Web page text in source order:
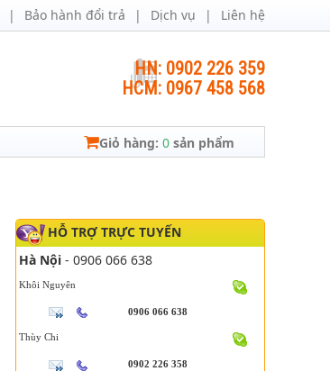
Bảo hành đổi trả Dịch vụ Liên hệ
HN: 0902 226 359
HCM: 0967 458 568
Giỏ hàng: 0 sản phẩm
HỖ TRỢ TRỰC TUYẾN
Hà Nội - 0906 066 638
Khôi Nguyên
0906 066 638
Thùy Chi
0902 226 358